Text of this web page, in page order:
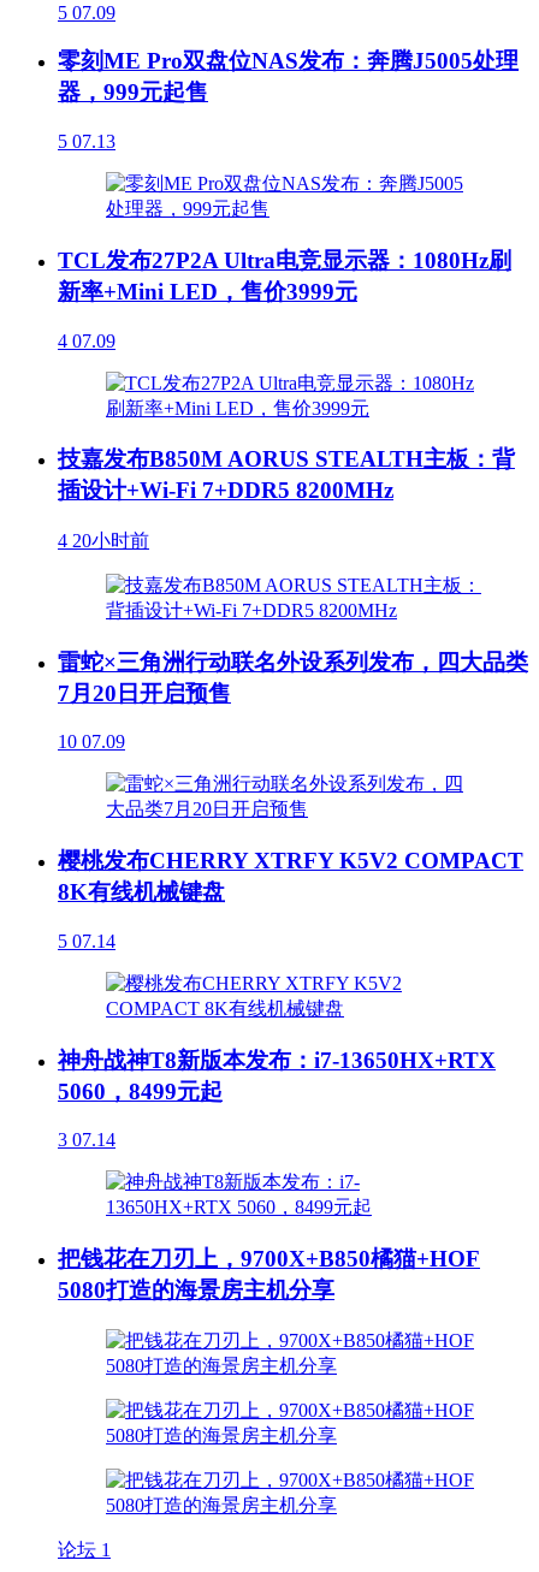
5 07.09
零刻ME Pro双盘位NAS发布：奔腾J5005处理
器，999元起售
5 07.13
TCL发布27P2A Ultra电竞显示器：1080Hz刷
新率+Mini LED，售价3999元
4 07.09
技嘉发布B850M AORUS STEALTH主板：背
插设计+Wi-Fi 7+DDR5 8200MHz
4 20小时前
雷蛇×三角洲行动联名外设系列发布，四大品类
7月20日开启预售
10 07.09
樱桃发布CHERRY XTRFY K5V2 COMPACT
8K有线机械键盘
5 07.14
神舟战神T8新版本发布：i7-13650HX+RTX
5060，8499元起
3 07.14
把钱花在刀刃上，9700X+B850橘猫+HOF
5080打造的海景房主机分享
论坛 1